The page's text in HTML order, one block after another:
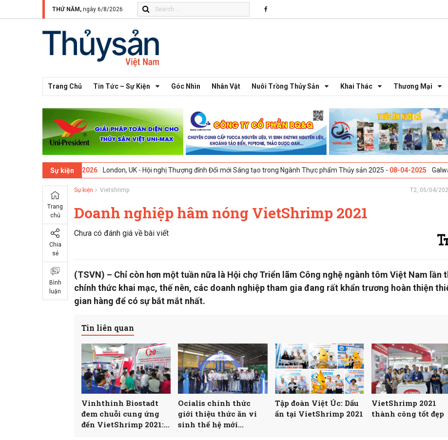
THỨ NĂM, ngày 6/8/2026
Trang Chủ Tin Tức – Sự Kiện Góc Nhìn Nhân Vật Nuôi Trồng Thủy Sản Khai Thác Thương Mại
Sự kiện
London, UK - Hội nghị Thượng đỉnh Đổi mới Sáng tạo trong Ngành Thực phẩm Thủy sản 2025 -08-04-2025 Galway, Ireland - Hội
Trang
chủ
Chia
sẻ
Bình
luận
Sự kiện Vietshrimp T2, 05/04/
Doanh nghiệp hâm nóng VietShrimp 2021
Chưa có đánh giá về bài viết
(TSVN) – Chỉ còn hơn một tuần nữa là Hội chợ Triển lãm Công nghệ ngành tôm Việt Nam lần
chính thức khai mạc, thế nên, các doanh nghiệp tham gia đang rất khẩn trương hoàn thiện
gian hàng để có sự bắt mắt nhất.
Tin liên quan
Vinhthinh Biostadt
đem chuỗi cung ứng
đến VietShrimp 2021:
Ocialis chính thức
giới thiệu thức ăn vi
sinh thế hệ mới
Tập đoàn Việt Úc: Dấu
ấn tại VietShrimp 2021
VietShrimp 2021
thành công tốt đẹp